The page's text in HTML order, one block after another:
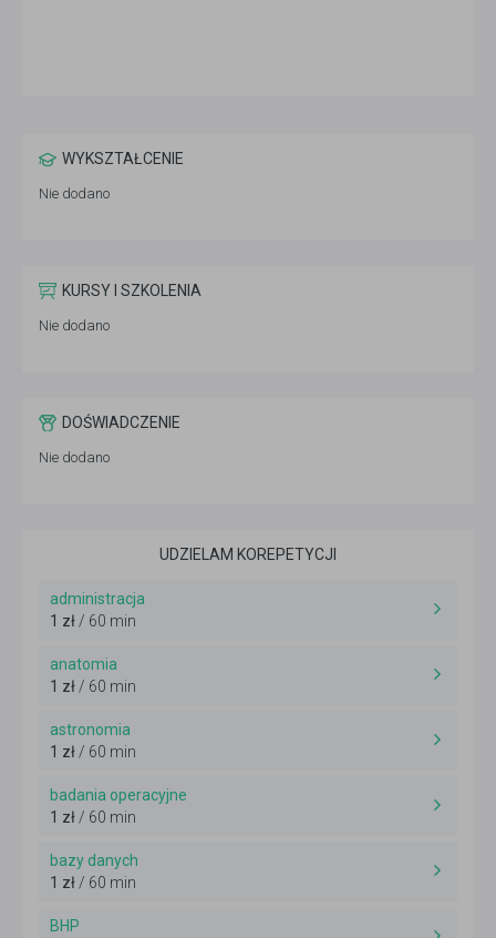
WYKSZTAŁCENIE
Nie dodano
KURSY I SZKOLENIA
Nie dodano
DOŚWIADCZENIE
Nie dodano
UDZIELAM KOREPETYCJI
administracja
1 zł/ 60 min
anatomia
1 zł/ 60 min
astronomia
1 zł/ 60 min
badania operacyjne
1 zł/ 60 min
bazy danych
1 zł/ 60 min
BHP